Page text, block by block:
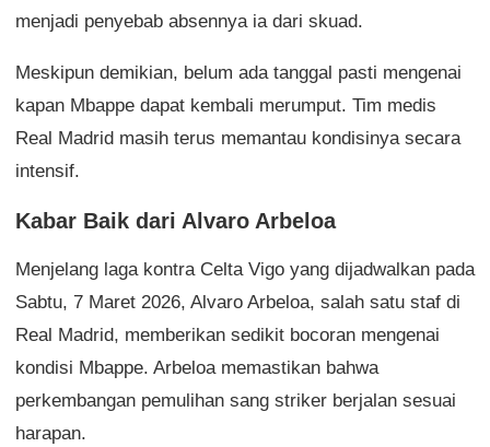
menjadi penyebab absennya ia dari skuad.
Meskipun demikian, belum ada tanggal pasti mengenai
kapan Mbappe dapat kembali merumput. Tim medis
Real Madrid masih terus memantau kondisinya secara
intensif.
Kabar Baik dari Alvaro Arbeloa
Menjelang laga kontra Celta Vigo yang dijadwalkan pada
Sabtu, 7 Maret 2026, Alvaro Arbeloa, salah satu staf di
Real Madrid, memberikan sedikit bocoran mengenai
kondisi Mbappe. Arbeloa memastikan bahwa
perkembangan pemulihan sang striker berjalan sesuai
harapan.